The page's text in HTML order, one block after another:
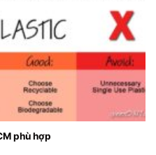
phù hợp